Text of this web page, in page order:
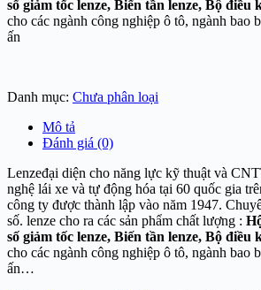
số giảm tốc lenze, Biến tần lenze, Bộ điều
cho các ngành công nghiệp ô tô, ngành bao
ấn
Danh mục: Chưa phân loại
Mô tả
Đánh giá (0)
Lenzeđại diện cho năng lực kỹ thuật và
nghệ lái xe và tự động hóa tại 60 quốc gia
công ty được thành lập vào năm 1947.
số. lenze cho ra các sản phẩm chất lượng :
số giảm tốc lenze, Biến tần lenze, Bộ điều
cho các ngành công nghiệp ô tô, ngành bao
ấn…